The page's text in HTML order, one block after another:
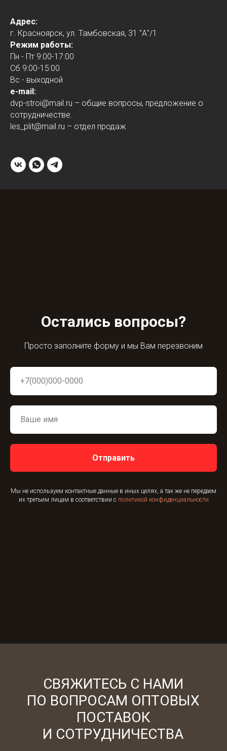
Адрес:
г. Красноярск, ул. Тамбовская, 31 "А"/1
Режим работы:
Пн - Пт 9:00-17:00
Сб 9:00-15:00
Вс - выходной
e-mail:
dvp-stroi@mail.ru – общие вопросы, предложение о
сотрудничестве.
les_plit@mail.ru – отдел продаж
Остались вопросы?
Просто заполните форму и мы Вам перезвоним
Отправить
Мы не используем контактные данные в иных целях, а так же не передаем
их третьим лицам в соответствии с политикой конфиденциальности